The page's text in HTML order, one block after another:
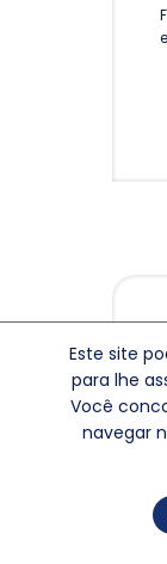
Este site
para lhe
Você
navegar